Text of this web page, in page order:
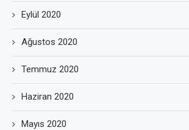
Eylül 2020
Ağustos 2020
Temmuz 2020
Haziran 2020
Mayıs 2020